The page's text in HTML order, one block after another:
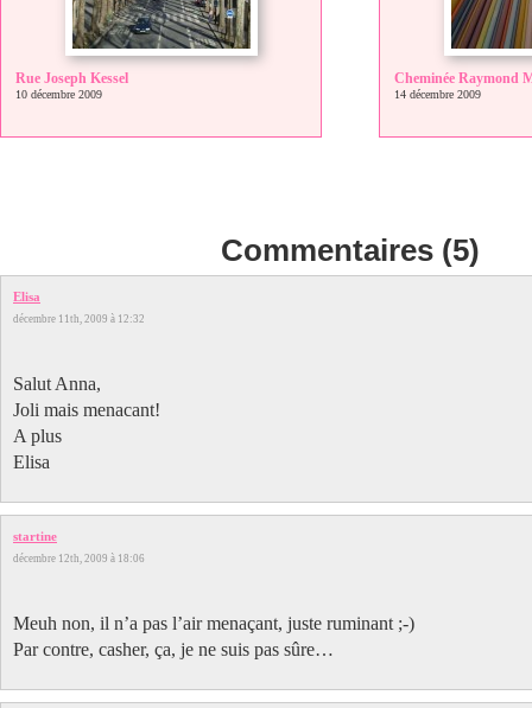
Rue Joseph Kessel
10 décembre 2009
Cheminée Raymond
14 décembre 2009
Commentaires (5)
Elisa
décembre 11th, 2009 à 12:32
Salut Anna,
Joli mais menacant!
A plus
Elisa
startine
décembre 12th, 2009 à 18:06
Meuh non, il n’a pas l’air menaçant, juste ruminant ;-)
Par contre, casher, ça, je ne suis pas sûre…